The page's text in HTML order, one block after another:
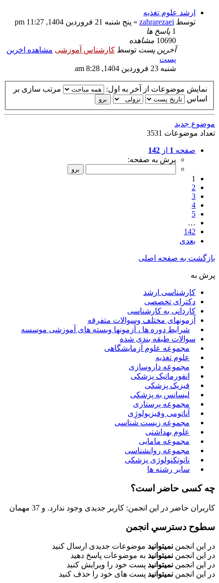
ارشد علوم تغذیه
توسط zahrarezaei » پنج شنبه 21 فروردین 1404, 11:27 pm
1 پاسخ ها
10690 مشاهده
آخرین پست توسط کارشناس آموزشی مشاهده اخرین
پست
شنبه 23 فروردین 1404, 8:28 am
نمایش موضوعات از آخر به اول:
مرتب سازی بر
اساس
موضوع جدید
تعداد موضوعات 3531
صفحه 1 از 142
پرش به صفحه:
1
2
3
4
5
…
142
بعدی
بازگشت به صفحه اصلی
پرش به
کارشناسی ارشد
دکترای تخصصی
کاردانی به کارشناسی
آزمونهای مختلف وسوالات متفرقه
شرایط دوره ها ، آزمونها وبسته های آموزشی موسسه
سوالات طبقه بندی شده
مجموعه علوم آزمایشگاهی
علوم تغذیه
مجموعه داروسازی
انفورماتیک پزشکی
فیزیک پزشکی
لیسانس به پزشکی
مجموعه پرستاری
آناتومی وفیزیولوژِی
مجموعه زیست شناسی
علوم بهداشتی
مجموعه مامایی
مجموعه روانشناسی
نانوتکنولوژی پزشکی
سایر رشته ها
چه کسی حاضر است؟
کاربران حاضر در این انجمن: کاربر جدیدی وجود ندارد. و 37 مهمان
سطوح دسترسي انجمن
در این انجمن نمیتوانید موضوعات جدیدی ارسال کنید
در این انجمن نمیتوانید به موضوعات پاسخ دهید
در این انجمن نمیتوانید پست خود را ویرایش کنید
در این انجمن نمیتوانید پست های خود را حذف کنید